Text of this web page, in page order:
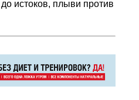
истоков, плыви против